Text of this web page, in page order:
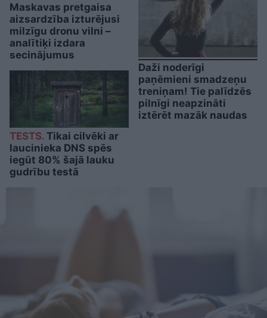
Maskavas pretgaisa
aizsardzība izturējusi
milzīgu dronu vilni –
analītiķi izdara
secinājumus
TESTS. Tikai cilvēki ar
laucinieka DNS spēs
iegūt 80% šajā lauku
gudrību testā
Daži noderīgi
paņēmieni smadzeņu
treniņam! Tie palīdzēs
pilnīgi neapzināti
iztērēt mazāk naudas